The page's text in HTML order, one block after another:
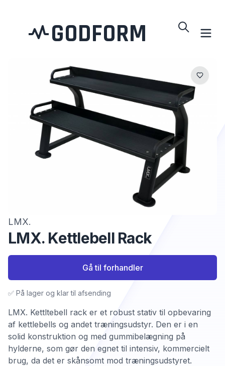
GODFORM
LMX.
LMX. Kettlebell Rack
LMX. Kettltebell rack er et robust stativ til opbevaring
af kettlebells og andet træningsudstyr. Den er i en
solid konstruktion og med gummibelægning på
hylderne, som gør den egnet til intensiv, kommercielt
brug, da det er skånsomt mod træningsudstyret.
✅ På lager og klar til afsending
Gå til forhandler